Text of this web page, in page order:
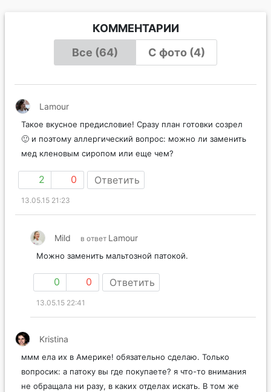
КОММЕНТАРИИ
Все (64)
С фото (4)
Lamour
Такое вкусное предисловие! Сразу план готовки созрел
🙂 и поэтому аллергический вопрос: можно ли заменить
мед кленовым сиропом или еще чем?
2 0 Ответить
13.05.15 21:23
Mild в ответ Lamour
Можно заменить мальтозной патокой.
0 0 Ответить
13.05.15 22:41
Kristina
ммм ела их в Америке! обязательно сделаю. Только
вопросик: а патоку вы где покупаете? я что-то внимания
не обращала ни разу, в каких отделах искать. В том же